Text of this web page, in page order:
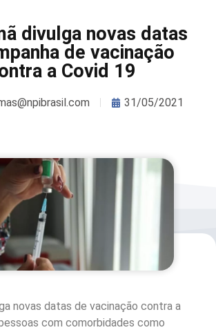
divulga novas datas
de vacinação
a Covid 19
31/05/2021
novas datas de vacinação contra a
com comorbidades como